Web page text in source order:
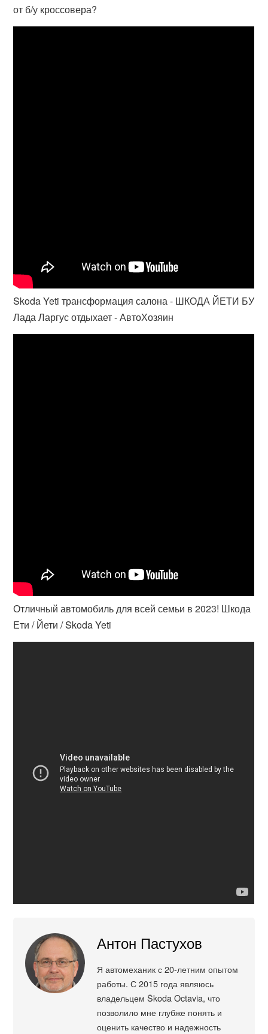
от б/у кроссовера?
Skoda Yeti трансформация салона - ШКОДА ЙЕТИ БУ
Лада Ларгус отдыхает - АвтоХозяин
Отличный автомобиль для всей семьи в 2023! Шкода
Ети / Йети / Skoda Yeti
Антон Пастухов
Я автомеханик с 20-летним опытом
работы. С 2015 года являюсь
владельцем Škoda Octavia, что
позволило мне глубже понять и
оценить качество и надежность